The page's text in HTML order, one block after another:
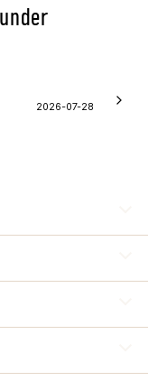
2026-07-28